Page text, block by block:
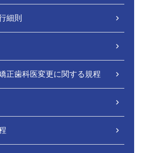
細則
正歯科医変更に関する規程